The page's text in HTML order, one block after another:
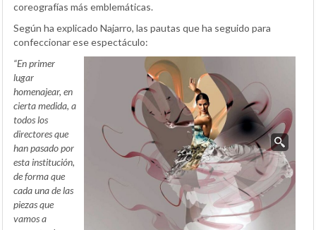
coreografías más emblemáticas.
Según ha explicado Najarro, las pautas que ha seguido para
confeccionar ese espectáculo:
“En primer
lugar
homenajear, en
cierta medida, a
todos los
directores que
han pasado por
esta institución,
de forma que
cada una de las
piezas que
vamos a